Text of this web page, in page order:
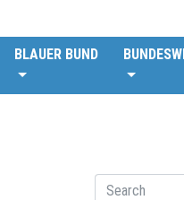
BLAUER BUND